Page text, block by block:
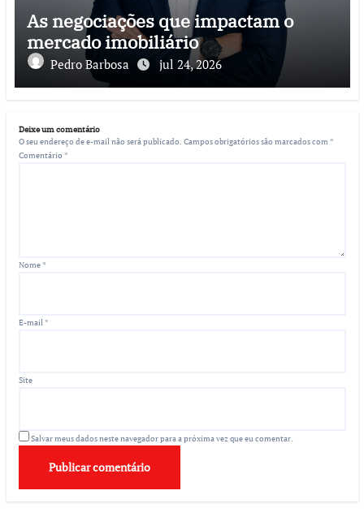
As negociações que impactam o
mercado imobiliário
Pedro Barbosa jul 24, 2026
Deixe um comentário
O seu endereço de e-mail não será publicado. Campos obrigatórios são marcados com *
Comentário *
Nome*
E-mail*
Site
Salvar meus dados neste navegador para a próxima vez que eu comentar.